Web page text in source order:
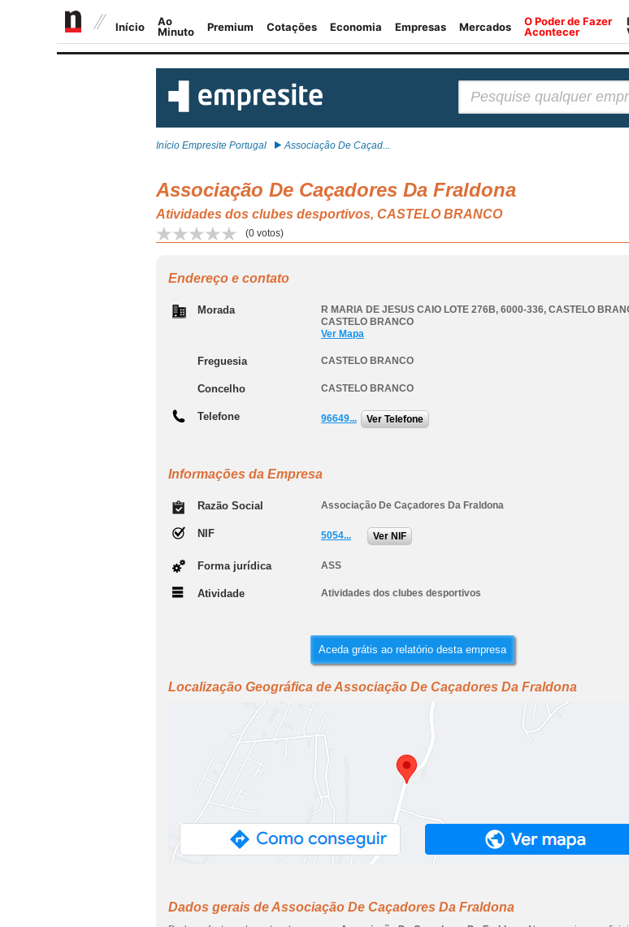
Início Empresite Portugal Associação De Caçad...
Associação De Caçadores Da Fraldona
Atividades dos clubes desportivos, CASTELO BRANCO
(0 votos)
Endereço e contato
Morada R MARIA DE JESUS CAIO LOTE 276B, 6000-336, CASTELO
CASTELO BRANCO
Ver Mapa
Freguesia CASTELO BRANCO
Concelho CASTELO BRANCO
Telefone 96649... Ver Telefone
Informações da Empresa
Razão Social Associação De Caçadores Da Fraldona
NIF 5054... Ver NIF
Forma jurídica ASS
Atividade Atividades dos clubes desportivos
Aceda grátis ao relatório desta empresa
Localização Geográfica de Associação De Caçadores Da Fraldona
Dados gerais de Associação De Caçadores Da Fraldona